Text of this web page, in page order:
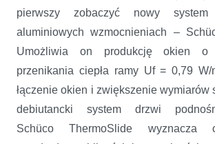
pierwszy zobaczyć nowy
aluminiowych wzmocnieniach –
Umożliwia on produkcję okien o
przenikania ciepła ramy Uf = 0,79 W/
łączenie okien i zwiększenie wymiarów
debiutancki system drzwi
Schüco ThermoSlide wyznacza